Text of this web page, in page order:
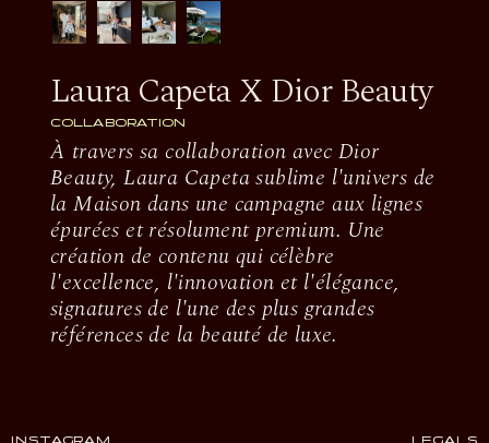
Laura Capeta X Dior Beauty
COLLABORATION
À travers sa collaboration avec Dior
Beauty, Laura Capeta sublime l'univers de
la Maison dans une campagne aux lignes
épurées et résolument premium. Une
création de contenu qui célèbre
l'excellence, l'innovation et l'élégance,
signatures de l'une des plus grandes
références de la beauté de luxe.
INSTAGRAM LEGALS